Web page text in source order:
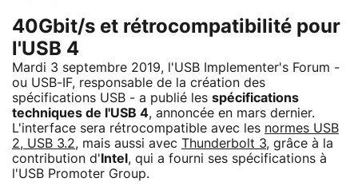
40Gbit/s et rétrocompatibilité pour
l'USB 4
Mardi 3 septembre 2019, l'USB Implementer's Forum -
ou USB-IF, responsable de la création des
spécifications USB - a publié les spécifications
techniques de l'USB 4, annoncée en mars dernier.
L'interface sera rétrocompatible avec les normes USB
2, USB 3.2, mais aussi avec Thunderbolt 3, grâce à la
contribution d' Intel , qui a fourni ses spécifications à
l'USB Promoter Group.